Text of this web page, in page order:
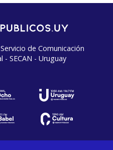
de Comunicación
- SECAN - Uruguay